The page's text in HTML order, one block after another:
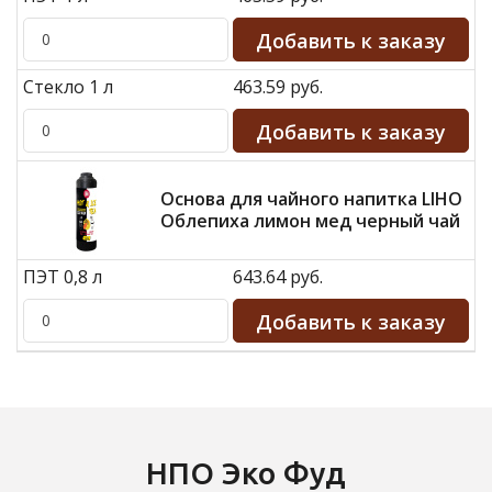
Стекло 1 л 463.59 руб.
Основа для чайного напитка LIHO
Облепиха лимон мед черный чай
ПЭТ 0,8 л 643.64 руб.
НПО Эко Фуд